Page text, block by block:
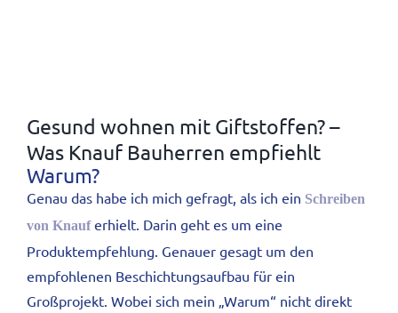
Gesund wohnen mit Giftstoffen? –
Was Knauf Bauherren empfiehlt
Warum?
Genau das habe ich mich gefragt, als ich ein Schreiben
von Knauferhielt. Darin geht es um eine
Produktempfehlung. Genauer gesagt um den
empfohlenen Beschichtungsaufbau für ein
Großprojekt. Wobei sich mein „Warum“ nicht direkt